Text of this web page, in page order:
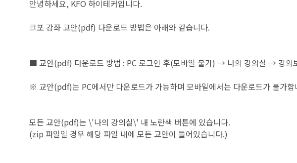
안녕하세요, KFO 하이테커입니다.
크포 강좌 교안(pdf) 다운로드 방법은 아래와 같습니다.
■ 교안(pdf) 다운로드 방법 : PC 로그인 후(모바일 불가) → 나의 강의실 → 강
※ 교안(pdf)는 PC에서만 다운로드가 가능하며 모바일에서는 다운로드가 불가
모든 교안(pdf)는 \'나의 강의실\' 내 노란색 버튼에 있습니다.
(zip 파일일 경우 해당 파일 내에 모든 교안이 들어있습니다.)